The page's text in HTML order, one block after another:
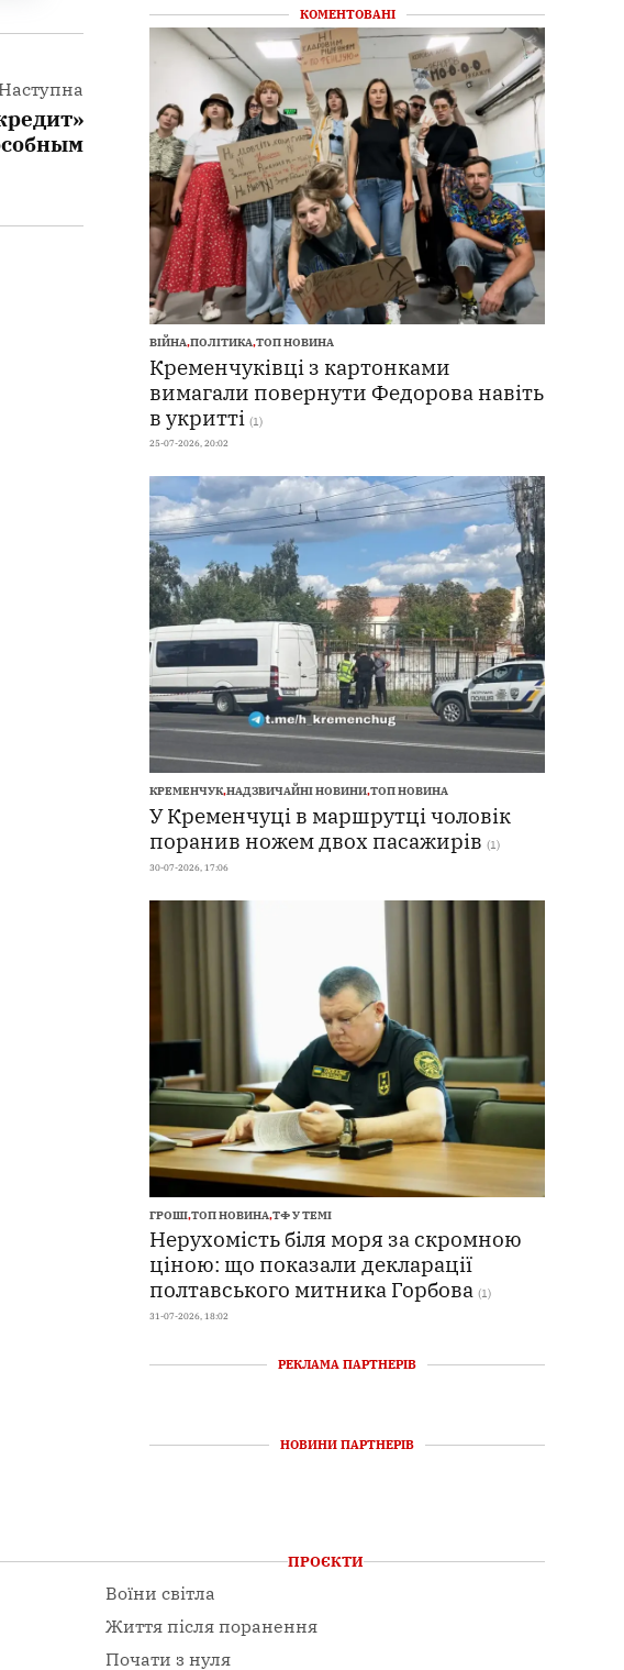
Наступна
КОМЕНТОВАНІ
ВІЙНА,ПОЛІТИКА,ТОП НОВИНА
Кременчуківці з картонками
вимагали повернути Федорова навіть
в укритті (1)
25-07-2026, 20:02
КРЕМЕНЧУК,НАДЗВИЧАЙНІ НОВИНИ,ТОП НОВИНА
У Кременчуці в маршрутці чоловік
поранив ножем двох пасажирів (1)
30-07-2026, 17:06
ГРОШІ,ТОП НОВИНА,ТФ У ТЕМІ
Нерухомість біля моря за скромною
ціною: що показали декларації
полтавського митника Горбова (1)
31-07-2026, 18:02
РЕКЛАМА ПАРТНЕРІВ
НОВИНИ ПАРТНЕРІВ
ПРОЄКТИ
Воїни світла
Життя після поранення
Почати з нуля